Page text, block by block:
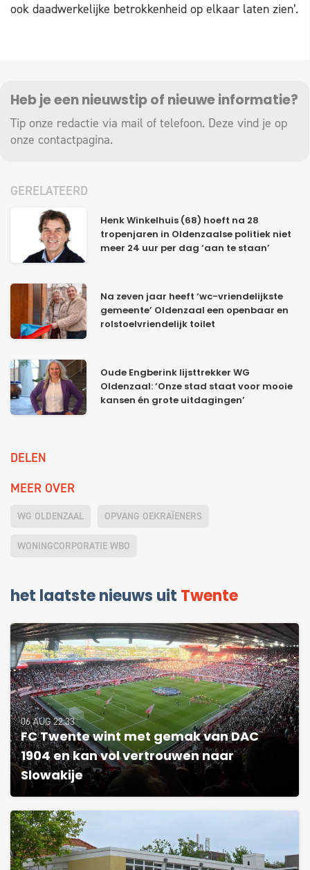
ook daadwerkelijke betrokkenheid op elkaar laten zien’.
Heb je een nieuwstip of nieuwe informatie?
Tip onze redactie via mail of telefoon. Deze vind je op
onze contactpagina.
GERELATEERD
Henk Winkelhuis (68) hoeft na 28
tropenjaren in Oldenzaalse politiek niet
meer 24 uur per dag ‘aan te staan’
Na zeven jaar heeft ‘wc-vriendelijkste
gemeente’ Oldenzaal een openbaar en
rolstoelvriendelijk toilet
Oude Engberink lijsttrekker WG
Oldenzaal: ‘Onze stad staat voor mooie
kansen én grote uitdagingen’
DELEN
MEER OVER
WG OLDENZAAL OPVANG OEKRAÏENERS
WONINGCORPORATIE WBO
het laatste nieuws uit Twente
06 AUG 22:33
FC Twente wint met gemak van DAC
1904 en kan vol vertrouwen naar
Slowakije